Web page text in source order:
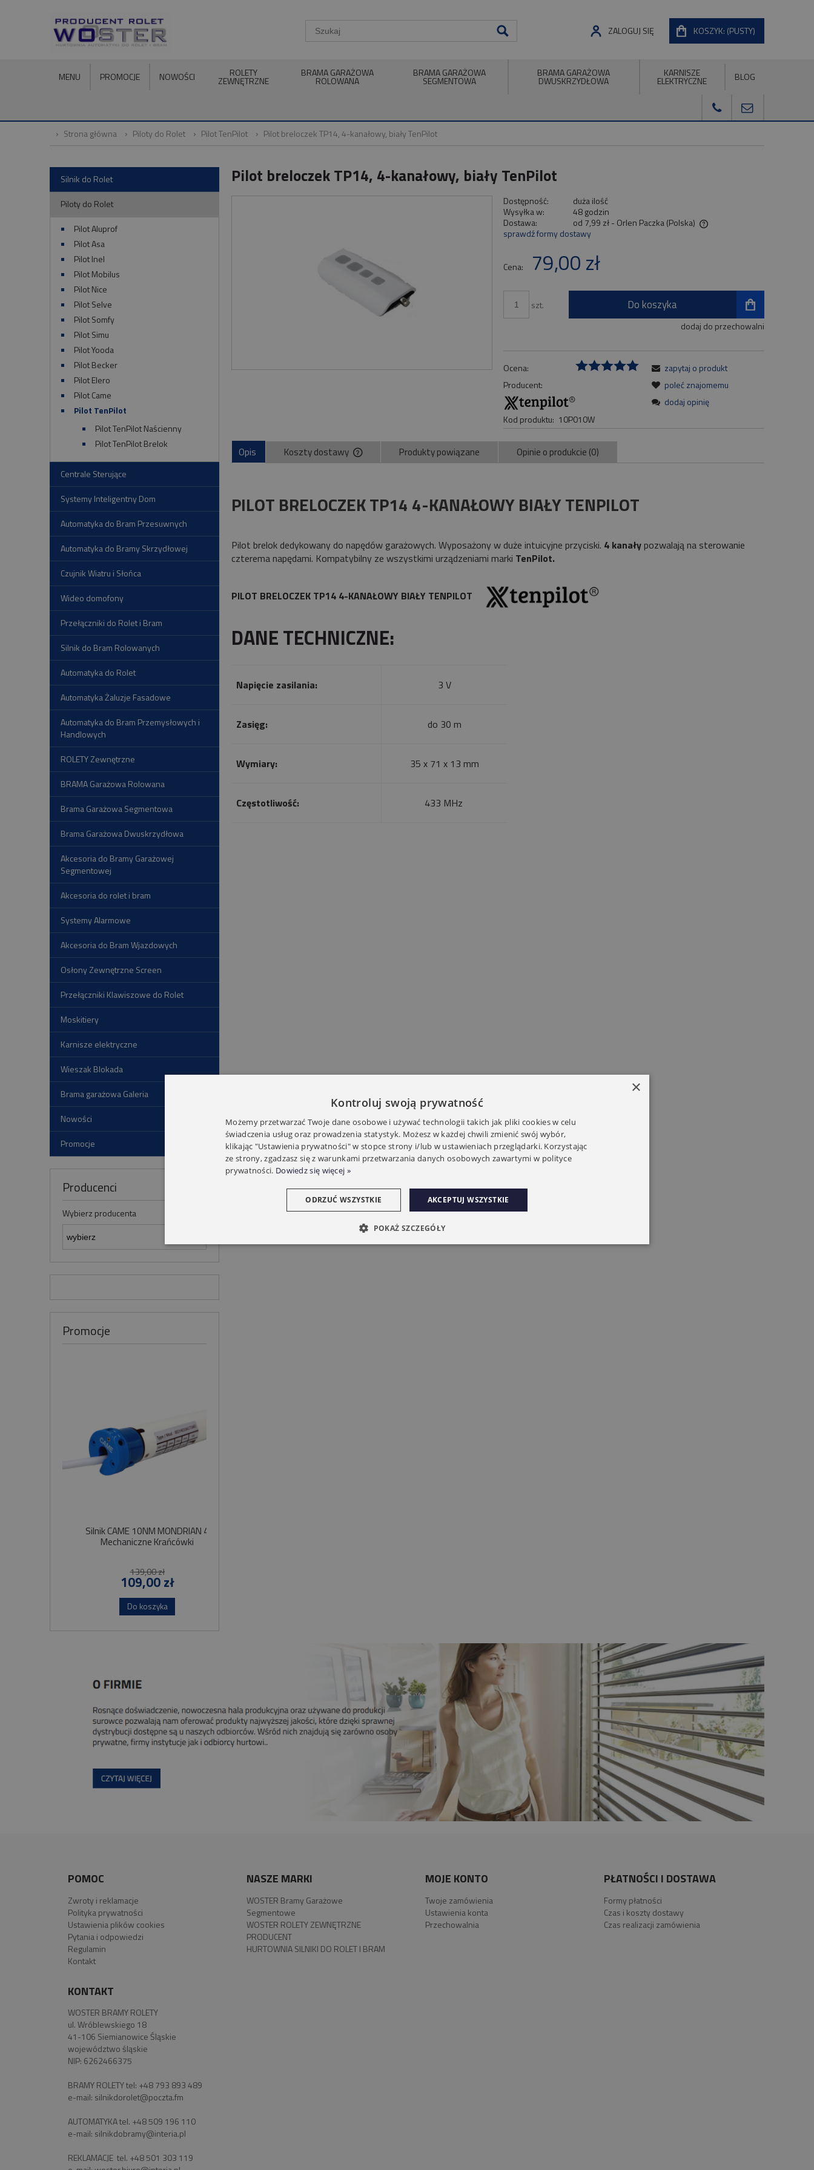
KOSZYK: (PUSTY)
ZALOGUJ SIĘ
MENU PROMOCJE NOWOŚCI ROLETY
ZEWNĘTRZNE
BRAMA GARAŻOWA
ROLOWANA
BRAMA GARAŻOWA
SEGMENTOWA
BRAMA GARAŻOWA
DWUSKRZYDŁOWA
KARNISZE
ELEKTRYCZNE BLOG
Strona główna Piloty do Rolet Pilot TenPilot Pilot breloczek TP14, 4-kanałowy, biały TenPilot
Silnik do Rolet
Piloty do Rolet
Pilot Aluprof
Pilot Asa
Pilot Inel
Pilot Mobilus
Pilot Nice
Pilot Selve
Pilot Somfy
Pilot Simu
Pilot Yooda
Pilot Becker
Pilot Elero
Pilot Came
Pilot TenPilot
Pilot TenPilot Naścienny
Pilot TenPilot Brelok
Centrale Sterujące
Systemy Inteligentny Dom
Automatyka do Bram Przesuwnych
Automatyka do Bramy Skrzydłowej
Czujnik Wiatru i Słońca
Wideo domofony
Przełączniki do Rolet i Bram
Silnik do Bram Rolowanych
Automatyka do Rolet
Automatyka Żaluzje Fasadowe
Automatyka do Bram Przemysłowych i
Handlowych
ROLETY Zewnętrzne
BRAMA Garażowa Rolowana
Brama Garażowa Segmentowa
Brama Garażowa Dwuskrzydłowa
Akcesoria do Bramy Garażowej
Segmentowej
Akcesoria do rolet i bram
Systemy Alarmowe
Akcesoria do Bram Wjazdowych
Osłony Zewnętrzne Screen
Przełączniki Klawiszowe do Rolet
Moskitiery
Karnisze elektryczne
Wieszak Blokada
Brama garażowa Galeria
Nowości
Promocje
Producenci
Wybierz producenta
Promocje
Silnik CAME 10NM MONDRIAN 4
Mechaniczne Krańcówki
139,00 zł
109,00 zł
Do koszyka
Pilot breloczek TP14, 4-kanałowy, biały TenPilot
Dostępność:
duża ilość
Wysyłka w:
48 godzin
Dostawa:
od 7,99 zł- Orlen Paczka(Polska)
płatności
sprawdź formy dostawy
Cena: 79,00 zł
szt. Do koszyka
dodaj do przechowalni
Ocena:
Producent:
Kod produktu: 10P010W
zapytaj o produkt
poleć znajomemu
dodaj opinię
Opis Koszty dostawy Produkty powiązane Opinie o produkcie (0)
PILOT BRELOCZEK TP14 4-KANAŁOWY BIAŁY TENPILOT
Pilot brelok dedykowany do napędów garażowych. Wyposażony w duże intuicyjne przyciski. 4 kanały pozwalają na sterowanie
czterema napędami. Kompatybilny ze wszystkimi urządzeniami marki TenPilot.
PILOT BRELOCZEK TP14 4-KANAŁOWY BIAŁY TENPILOT
DANE TECHNICZNE:
Napięcie zasilania: 3 V
Zasięg: do 30 m
Wymiary: 35 x 71 x 13 mm
Częstotliwość: 433 MHz
POMOC
Zwroty i reklamacje
Polityka prywatności
Ustawienia plików cookies
Pytania i odpowiedzi
Regulamin
Kontakt
NASZE MARKI
WOSTER Bramy Garażowe
Segmentowe
WOSTER ROLETY ZEWNĘTRZNE
PRODUCENT
HURTOWNIA SILNIKI DO ROLET I BRAM
MOJE KONTO
Twoje zamówienia
Ustawienia konta
Przechowalnia
PŁATNOŚCI I DOSTAWA
Formy płatności
Czas i koszty dostawy
Czas realizacji zamówienia
KONTAKT
WOSTER BRAMY ROLETY
ul. Wróblewskiego 18
41-106 Siemianowice Śląskie
województwo śląskie
NIP: 6262466375
BRAMY ROLETY tel: +48 793 893 489
e-mail: silnikdorolet@poczta.fm
AUTOMATYKA tel. +48 509 196 110
e-mail: silnikdobramy@interia.pl
REKLAMACJE tel. +48 501 303 119
×
Kontroluj swoją prywatność
Możemy przetwarzać Twoje dane osobowe i używać technologii takich jak pliki cookies w celu
świadczenia usług oraz prowadzenia statystyk. Możesz w każdej chwili zmienić swój wybór,
klikając "Ustawienia prywatności" w stopce strony i/lub w ustawieniach przeglądarki. Korzystając
ze strony, zgadzasz się z warunkami przetwarzania danych osobowych zawartymi w polityce
prywatności. Dowiedz się więcej »
AKCEPTUJ WSZYSTKIE
ODRZUĆ WSZYSTKIE
POKAŻ SZCZEGÓŁY